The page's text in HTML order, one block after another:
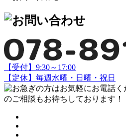
【受付】9:30～17:00
【定休】毎週水曜・日曜・祝日